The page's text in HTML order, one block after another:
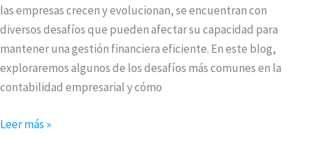
las empresas crecen y evolucionan, se encuentran con
diversos desafíos que pueden afectar su capacidad para
mantener una gestión financiera eficiente. En este blog,
exploraremos algunos de los desafíos más comunes en la
contabilidad empresarial y cómo
Leer más »